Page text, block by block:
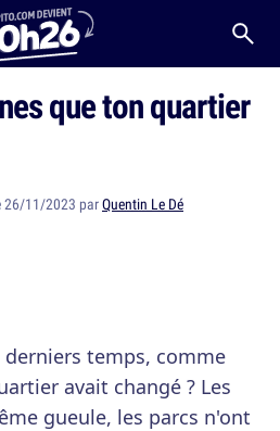
que ton quartier
26/11/2023 parQuentin Le Dé
derniers temps, comme
avait changé ? Les
gueule, les parcs n'ont